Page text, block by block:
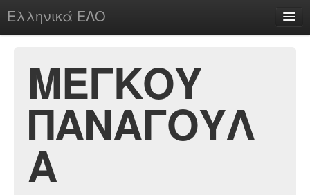
Ελληνικά ΕΛΟ
chesstu.be @ discord
Login
ΜΕΓΚΟΥ
ΠΑΝΑΓΟΥΛ
Α